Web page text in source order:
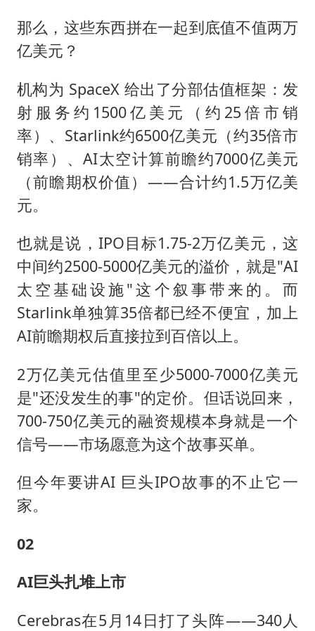
那么，这些东西拼在一起到底值不值两万
亿美元？
机构为 SpaceX 给出了分部估值框架：发
射服务约1500亿美元（约25倍市销
率）、Starlink约6500亿美元（约35倍市
销率）、AI太空计算前瞻约7000亿美元
（前瞻期权价值）——合计约1.5万亿美
元。
也就是说，IPO目标1.75-2万亿美元，这
中间约2500-5000亿美元的溢价，就是"AI
太空基础设施"这个叙事带来的。而
Starlink单独算35倍都已经不便宜，加上
AI前瞻期权后直接拉到百倍以上。
2万亿美元估值里至少5000-7000亿美元
是"还没发生的事"的定价。但话说回来，
700-750亿美元的融资规模本身就是一个
信号——市场愿意为这个故事买单。
但今年要讲AI 巨头IPO故事的不止它一
家。
02
AI巨头扎堆上市
Cerebras在5月14日打了头阵——340人